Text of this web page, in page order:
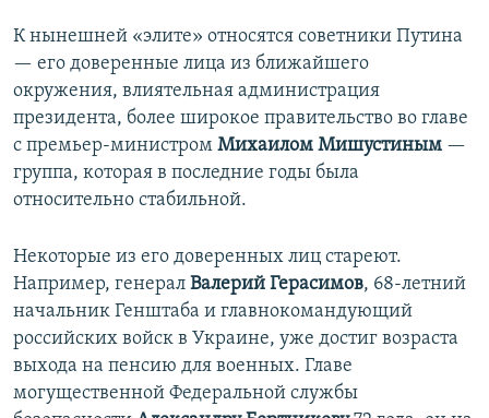
К нынешней «элите» относятся советники Путина
— его доверенные лица из ближайшего
окружения, влиятельная администрация
президента, более широкое правительство во главе
с премьер-министром Михаилом Мишустиным —
группа, которая в последние годы была
относительно стабильной.
Некоторые из его доверенных лиц стареют.
Например, генерал Валерий Герасимов, 68-летний
начальник Генштаба и главнокомандующий
российских войск в Украине, уже достиг возраста
выхода на пенсию для военных. Главе
могущественной Федеральной службы